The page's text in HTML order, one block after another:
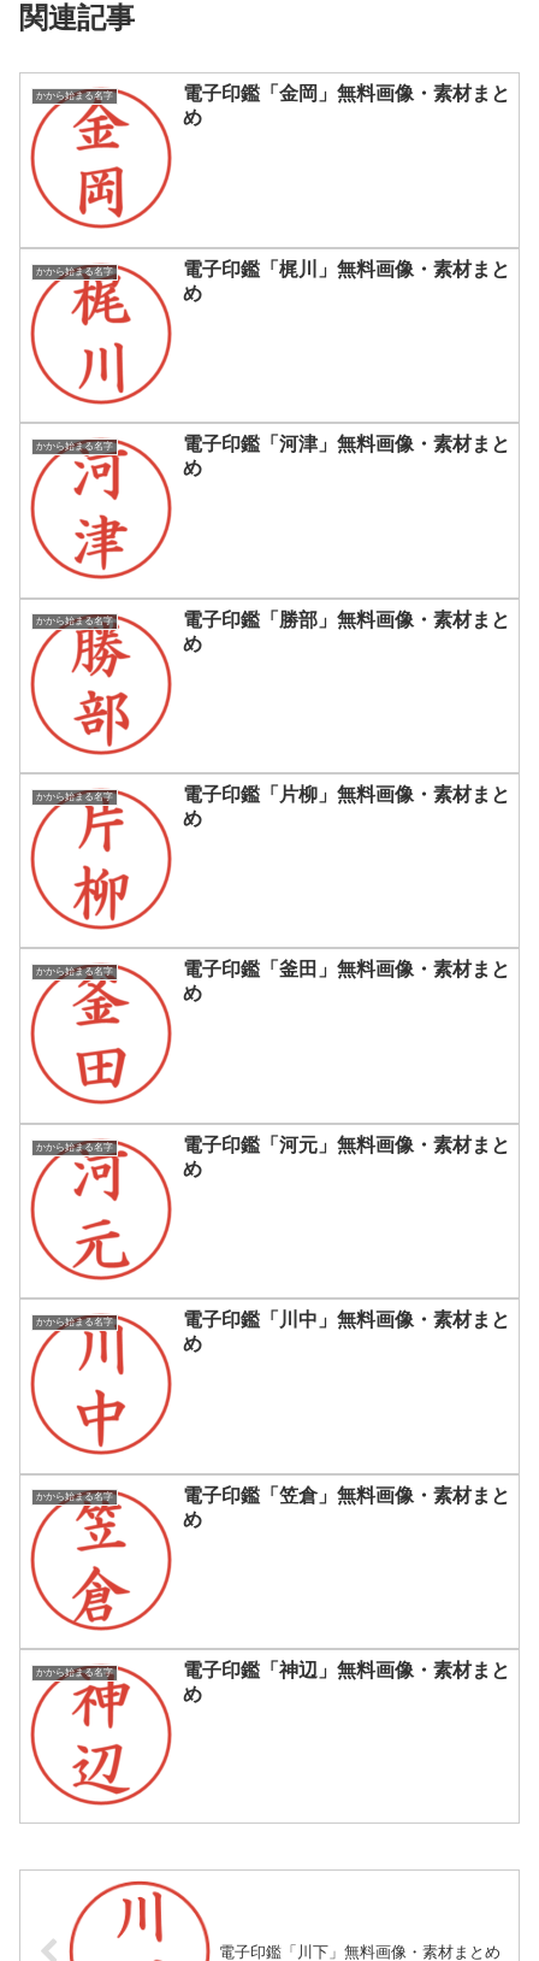
関連記事
かから始まる名字
電子印鑑「金岡」無料画像・素材まと
め
かから始まる名字
電子印鑑「梶川」無料画像・素材まと
め
かから始まる名字
電子印鑑「河津」無料画像・素材まと
め
かから始まる名字
電子印鑑「勝部」無料画像・素材まと
め
かから始まる名字
電子印鑑「片柳」無料画像・素材まと
め
かから始まる名字
電子印鑑「釜田」無料画像・素材まと
め
かから始まる名字
電子印鑑「河元」無料画像・素材まと
め
かから始まる名字
電子印鑑「川中」無料画像・素材まと
め
かから始まる名字
電子印鑑「笠倉」無料画像・素材まと
め
かから始まる名字
電子印鑑「神辺」無料画像・素材まと
め
電子印鑑「川下」無料画像・素材まとめ